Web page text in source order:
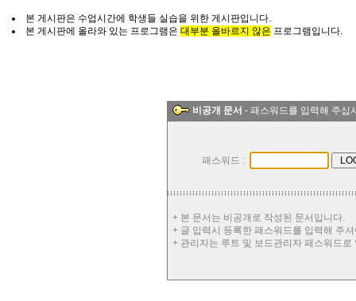
본 게시판은 수업시간에 학생들 실습을 위한 게시판입니다.
본 게시판에 올라와 있는 프로그램은 대부분 올바르지 않은 프로그램입니다.
비공개 문서 - 패스워드를 입력해 주십
패스워드 :
+ 본 문서는 비공개로 작성된 문서입니다.
+ 글 입력시 등록한 패스워드를 입력해 주
+ 관리자는 루트 및 보드관리자 패스워드로